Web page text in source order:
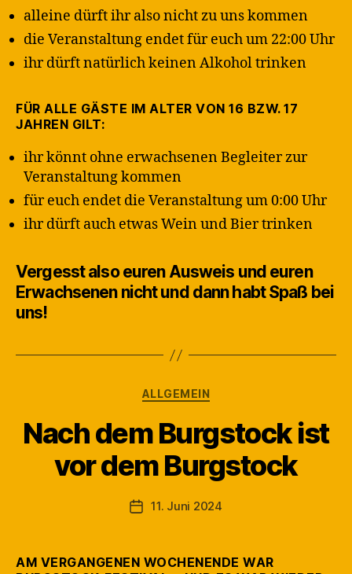
alleine dürft ihr also nicht zu uns kommen
die Veranstaltung endet für euch um 22:00 Uhr
ihr dürft natürlich keinen Alkohol trinken
FÜR ALLE GÄSTE IM ALTER VON 16 BZW. 17
JAHREN GILT:
ihr könnt ohne erwachsenen Begleiter zur
Veranstaltung kommen
für euch endet die Veranstaltung um 0:00 Uhr
ihr dürft auch etwas Wein und Bier trinken
Vergesst also euren Ausweis und euren
Erwachsenen nicht und dann habt Spaß bei
uns!
Kategorien
ALLGEMEIN
Nach dem Burgstock ist
vor dem Burgstock
Beitragsautor
V
o
n
a
Veröffentlichungsdatum
11. Juni 2024
AM VERGANGENEN WOCHENENDE WAR